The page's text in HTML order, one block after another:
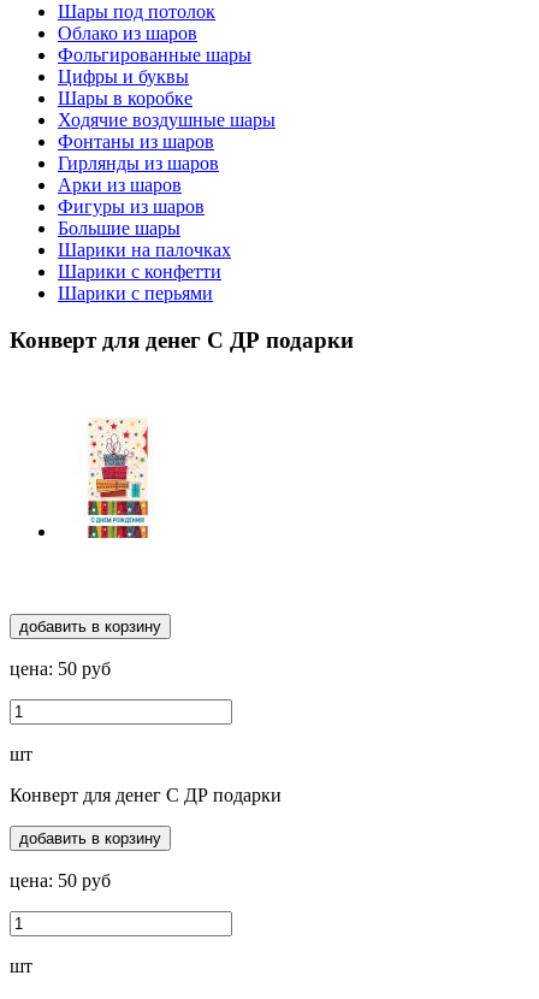
Шары под потолок
Облако из шаров
Фольгированные шары
Цифры и буквы
Шары в коробке
Ходячие воздушные шары
Фонтаны из шаров
Гирлянды из шаров
Арки из шаров
Фигуры из шаров
Большие шары
Шарики на палочках
Шарики с конфетти
Шарики с перьями
Конверт для денег С ДР подарки
добавить в корзину
цена: 50 руб
шт
Конверт для денег С ДР подарки
добавить в корзину
цена: 50 руб
шт